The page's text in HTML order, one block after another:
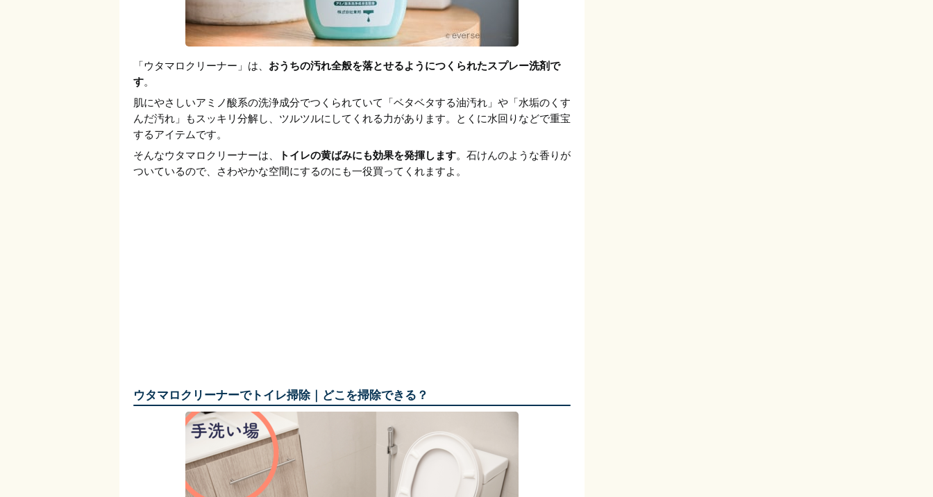
「ウタマロクリーナー」は、 おうちの汚れ全般を落とせるようにつくられたスプレー洗剤で
す。
肌にやさしいアミノ酸系の洗浄成分でつくられていて「ベタベタする油汚れ」や「水垢のくす
んだ汚れ」もスッキリ分解し、ツルツルにしてくれる力があります。とくに水回りなどで重宝
するアイテムです。
そんなウタマロクリーナーは、
トイレの黄ばみにも効果を発揮します。石けんのような香りが
ついているので、さわやかな空間にするのにも一役買ってくれますよ。
ウタマロクリーナーでトイレ掃除｜どこを掃除できる？